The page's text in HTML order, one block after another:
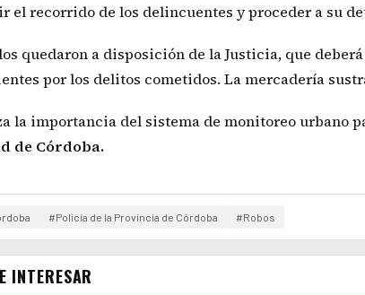
el recorrido de los delincuentes y proceder a su
quedaron a disposición de la Justicia, que
por los delitos cometidos. La mercadería
la importancia del sistema de monitoreo urbano
de Córdoba.
#Policía de la Provincia de Córdoba #Robos
INTERESAR